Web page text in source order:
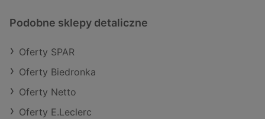
Podobne sklepy detaliczne
Oferty SPAR
Oferty Biedronka
Oferty Netto
Oferty E.Leclerc